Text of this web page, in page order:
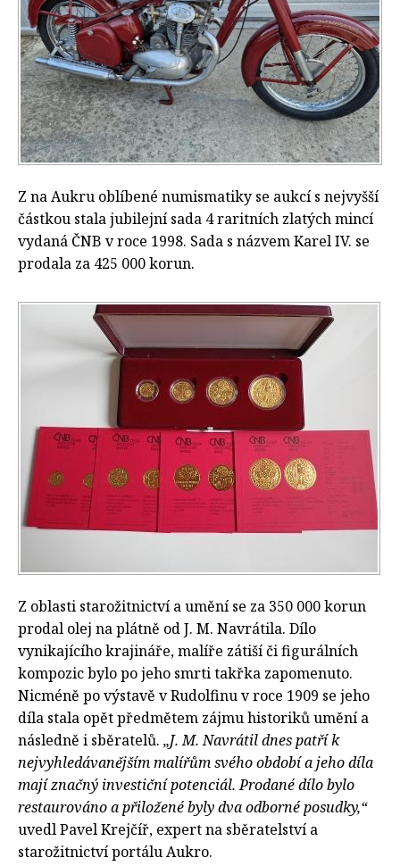
Z na Aukru oblíbené numismatiky se aukcí s nejvyšší
částkou stala jubilejní sada 4 raritních zlatých mincí
vydaná ČNB v roce 1998. Sada s názvem Karel IV. se
prodala za 425 000 korun.
Z oblasti starožitnictví a umění se za 350 000 korun
prodal olej na plátně od J. M. Navrátila. Dílo
vynikajícího krajináře, malíře zátiší či figurálních
kompozic bylo po jeho smrti takřka zapomenuto.
Nicméně po výstavě v Rudolfinu v roce 1909 se jeho
díla stala opět předmětem zájmu historiků umění a
následně i sběratelů. „J. M. Navrátil dnes patří k
nejvyhledávanějším malířům svého období a jeho díla
mají značný investiční potenciál. Prodané dílo bylo
restaurováno a přiložené byly dva odborné posudky,“
uvedl Pavel Krejčíř, expert na sběratelství a
starožitnictví portálu Aukro.